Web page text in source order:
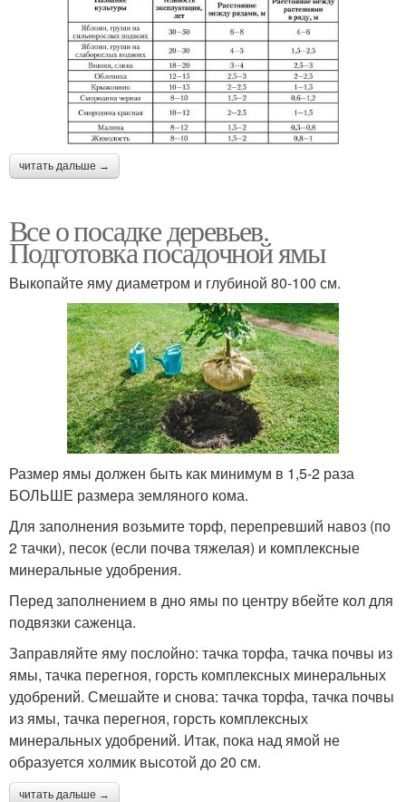
читать дальше →
Все о посадке деревьев.
Подготовка посадочной ямы
Выкопайте яму диаметром и глубиной 80-100 см.
Размер ямы должен быть как минимум в 1,5-2 раза
БОЛЬШЕ размера земляного кома.
Для заполнения возьмите торф, перепревший навоз (по
2 тачки), песок (если почва тяжелая) и комплексные
минеральные удобрения.
Перед заполнением в дно ямы по центру вбейте кол для
подвязки саженца.
Заправляйте яму послойно: тачка торфа, тачка почвы из
ямы, тачка перегноя, горсть комплексных минеральных
удобрений. Смешайте и снова: тачка торфа, тачка почвы
из ямы, тачка перегноя, горсть комплексных
минеральных удобрений. Итак, пока над ямой не
образуется холмик высотой до 20 см.
читать дальше →